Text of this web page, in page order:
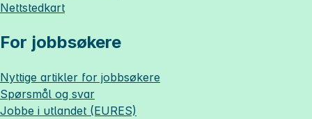
Nettstedkart
For jobbsøkere
Nyttige artikler for jobbsøkere
Spørsmål og svar
Jobbe i utlandet (EURES)